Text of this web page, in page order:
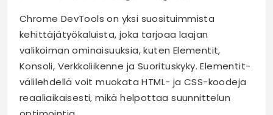
Chrome DevTools on yksi suosituimmista
kehittäjätyökaluista, joka tarjoaa laajan
valikoiman ominaisuuksia, kuten Elementit,
Konsoli, Verkkoliikenne ja Suorituskyky. Elementit-
välilehdellä voit muokata HTML- ja CSS-koodeja
reaaliaikaisesti, mikä helpottaa suunnittelun